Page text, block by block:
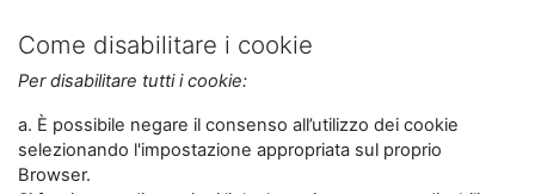
Come disabilitare i cookie
Per disabilitare tutti i cookie:
a. È possibile negare il consenso all’utilizzo dei cookie
selezionando l'impostazione appropriata sul proprio
Browser.